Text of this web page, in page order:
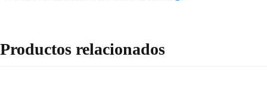
Productos relacionados